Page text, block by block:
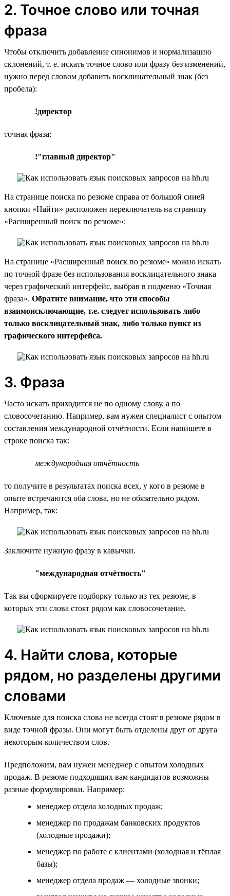
2. Точное слово или точная
фраза
Чтобы отключить добавление синонимов и нормализацию
склонений, т. е. искать точное слово или фразу без изменений,
нужно перед словом добавить восклицательный знак (без
пробела):
!директор
точная фраза:
!"главный директор"
На странице поиска по резюме справа от большой синей
кнопки «Найти» расположен переключатель на страницу
«Расширенный поиск по резюме»:
На странице «Расширенный поиск по резюме» можно искать
по точной фразе без использования восклицательного знака
через графический интерфейс, выбрав в подменю «Точная
фраза». Обратите внимание, что эти способы
взаимоисключающие, т.е. следует использовать либо
только восклицательный знак, либо только пункт из
графического интерфейса.
3. Фраза
Часто искать приходится не по одному слову, а по
словосочетанию. Например, вам нужен специалист с опытом
составления международной отчётности. Если напишете в
строке поиска так:
международная отчётность
то получите в результатах поиска всех, у кого в резюме в
опыте встречаются оба слова, но не обязательно рядом.
Например, так:
Заключите нужную фразу в кавычки.
"международная отчётность"
Так вы сформируете подборку только из тех резюме, в
которых эти слова стоят рядом как словосочетание.
4. Найти слова, которые
рядом, но разделены другими
словами
Ключевые для поиска слова не всегда стоят в резюме рядом в
виде точной фразы. Они могут быть отделены друг от друга
некоторым количеством слов.
Предположим, вам нужен менеджер с опытом холодных
продаж. В резюме подходящих вам кандидатов возможны
разные формулировки. Например:
менеджер отдела холодных продаж;
менеджер по продажам банковских продуктов
(холодные продажи);
менеджер по работе с клиентами (холодная и тёплая
базы);
менеджер отдела продаж — холодные звонки;